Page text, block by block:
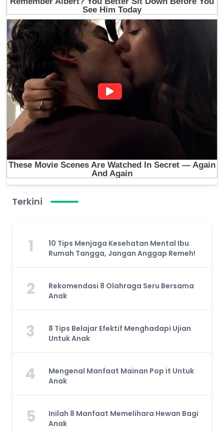
Terkini
1
10 Tips Menjaga Kesehatan Mental Ibu
Rumah Tangga, Jangan Anggap Remeh!
2
Rekomendasi 8 Olahraga Seru Bersama
Anak
3
8 Tips Belajar Efektif Menghadapi Ujian
Untuk Anak
4
Mengenal Manfaat Mainan Pop it Untuk
Anak
5
Inilah 8 Manfaat Memelihara Hewan Bagi
Anak